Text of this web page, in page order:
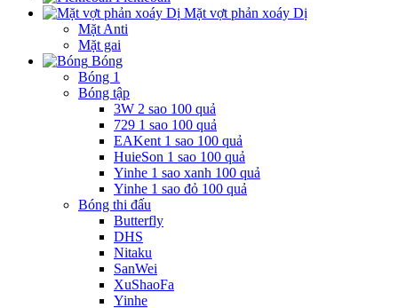
Mặt vợt phản xoáy Dị
Mặt Anti
Mặt gai
Bóng
Bóng 1
Bóng tập
3W 2 sao 100 quả
729 1 sao 100 quả
EAKent 1 sao 100 quả
HuieSon 1 sao 100 quả
Yinhe 1 sao xanh 100 quả
Yinhe 1 sao đỏ 100 quả
Bóng thi đấu
Butterfly
DHS
Nitaku
SanWei
XuShaoFa
Yinhe